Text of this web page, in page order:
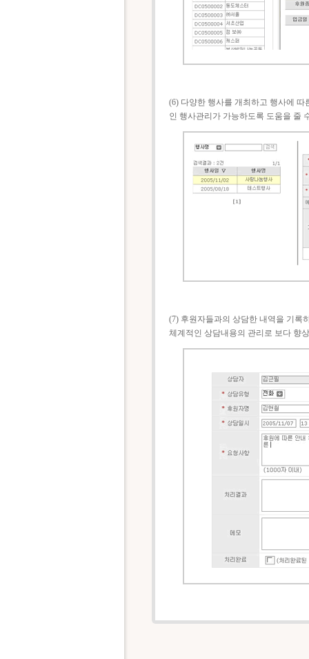
(6) 다양한 행사를 개최하고 행사에
인 행사관리가 가능하도록 도움을 줄
(7) 후원자들과의 상담한 내역을 기록
체계적인 상담내용의 관리로 보다 향